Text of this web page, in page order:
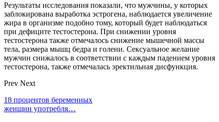
Результаты исследования показали, что мужчины, у которых
заблокирована выработка эстрогена, наблюдается увеличение
жира в организме подобно тому, который будет наблюдаться
при дефиците тестостерона. При снижении уровня
тестостерона также отмечалось снижение мышечной массы
тела, размера мышц бедра и голени. Сексуальное желание
мужчин снижалось в соответствии с каждым падением уровня
тестостерона, также отмечалась эректильная дисфункция.
Prev Next
18 процентов беременных
женщин употребля…